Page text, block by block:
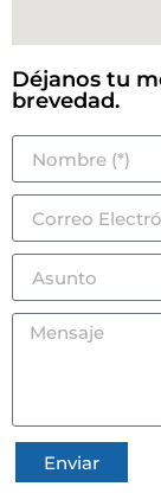
Déjanos tu
brevedad.
Enviar